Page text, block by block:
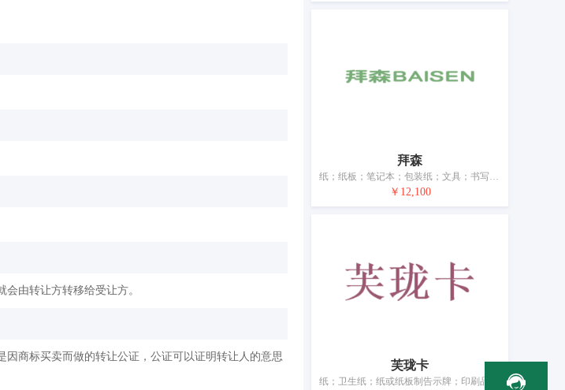
由转让方转移给受让方。
商标买卖而做的转让公证，公证可以证明转让人的意思
拜森
纸；纸板；笔记本；包装纸；文具；书写工具；文具或家用胶；绘画材料；教学材料（仪器除外）
￥12,100
芙珑卡